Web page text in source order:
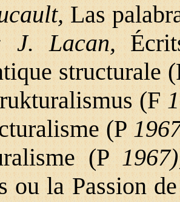
Las
J. Lacan,
structurale
(F
(P
(P
ou la Passion